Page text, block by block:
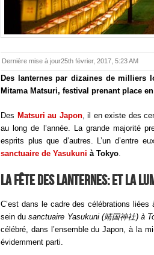
Dernière mise à jour25th février, 2017, 5:23 AM
Des lanternes par dizaines de milliers
Mitama Matsuri, festival prenant place
Des Matsuri au Japon, il en existe des
au long de l’année. La grande majorité
esprits plus que d’autres. L’un d’entre
sanctuaire de Yasukuni à Tokyo.
La fête des lanternes: et la
C’est dans le cadre des célébrations liées
sein dusanctuaire Yasukuni (靖国神社) à
célébré, dans l’ensemble du Japon, à la
évidemment parti.